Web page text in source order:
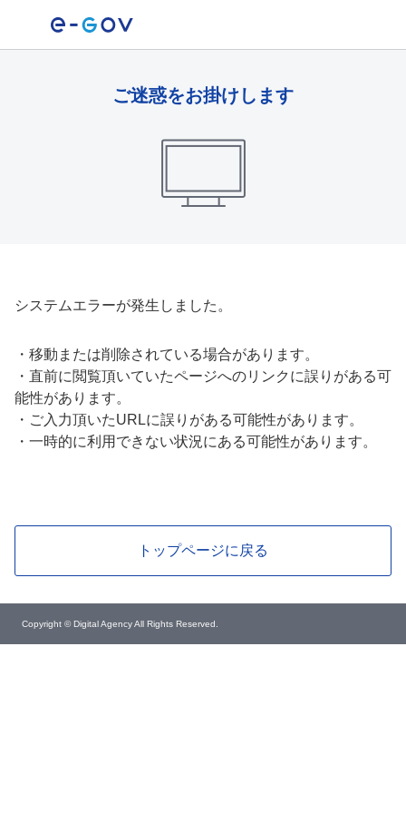
ご迷惑をお掛けします
システムエラーが発生しました。
・ 移動または削除されている場合があります。
・ 直前に閲覧頂いていたページへのリンクに誤りがある可
能性があります。
・ ご入力頂いたURLに誤りがある可能性があります。
・ 一時的に利用できない状況にある可能性があります。
トップページに戻る
Copyright © Digital Agency All Rights Reserved.